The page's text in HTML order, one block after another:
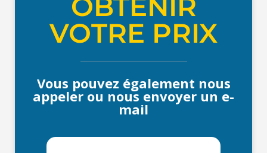
VOTRE PRIX
Vous pouvez également nous
appeler ou nous envoyer un e-
mail